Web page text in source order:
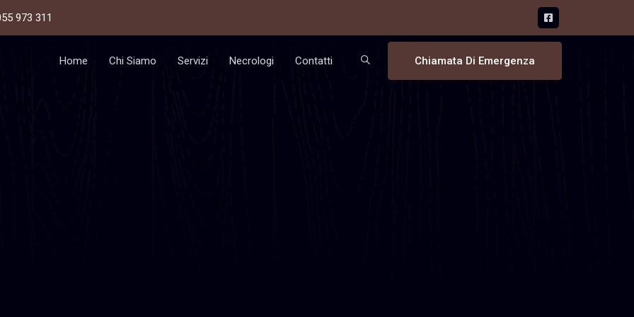
973 311
Home Chi Siamo Servizi Necrologi Contatti Chiamata Di Emergenza